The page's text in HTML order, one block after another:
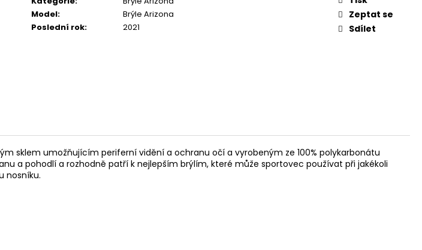
Model:
Brýle Arizona
Poslední rok: 2021
Zeptat se
Sdílet
sklem umožňujícím periferní vidění a ochranu očí a vyrobeným ze 100% polykarbonátu
a pohodlí a rozhodně patří k nejlepším brýlím, které může sportovec používat při jakékoli
nosníku.
FROG 58 TRACK GREEN
16 055 Kč